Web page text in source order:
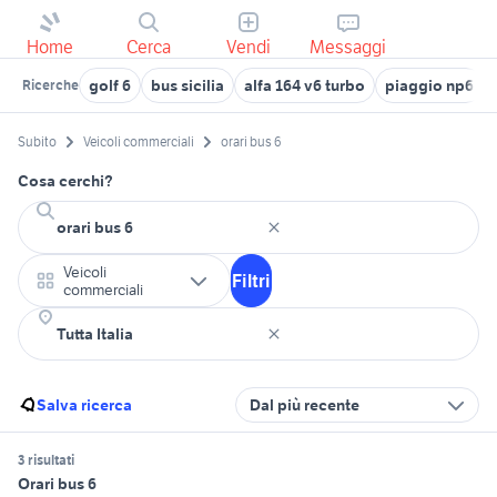
Home Cerca Vendi Messaggi
Ricerche golf 6 bus sicilia alfa 164 v6 turbo piaggio np6
Subito Veicoli commerciali orari bus 6
Cosa cerchi?
Veicoli
commerciali
Filtri
Salva ricerca Dal più recente
3 risultati
Orari bus 6